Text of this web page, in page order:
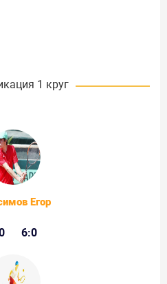
1 круг
Егор
6:0